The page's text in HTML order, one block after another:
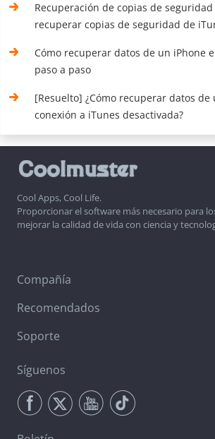
Recuperación de copias de
recuperar copias de seguridad de
Cómo recuperar datos de un iPhone
paso a paso
[Resuelto] ¿Cómo recuperar datos de
conexión a iTunes desactivada?
Cool Apps, Cool Life.
Proporcionar el software más necesario para
mejorar la calidad de vida con ciencia y
Compañía
Recomendados
Soporte
Síguenos